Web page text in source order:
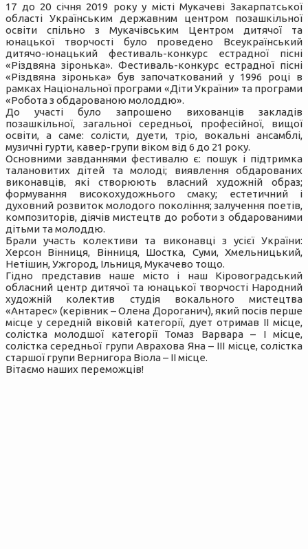
17 до 20 січня 2019 року у місті Мукачеві Закарпатської
області Українським державним центром позашкільної
освіти спільно з Мукачівським Центром дитячої та
юнацької творчості було проведено Всеукраїнський
дитячо-юнацький фестиваль-конкурс естрадної пісні
«Різдвяна зіронька». Фестиваль-конкурс естрадної пісні
«Різдвяна зіронька» був започаткований у 1996 році в
рамках Національної програми «Діти України» та програми
«Робота з обдарованою молоддю».
До участі було запрошено вихованців закладів
позашкільної, загальної середньої, професійної, вищої
освіти, а саме: солісти, дуети, тріо, вокальні ансамблі,
музичні гурти, кавер-групи віком від 6 до 21 року.
Основними завданнями фестивалю є: пошук і підтримка
талановитих дітей та молоді; виявлення обдарованих
виконавців, які створюють власний художній образ;
формування високохудожнього смаку; естетичний і
духовний розвиток молодого покоління; залучення поетів,
композиторів, діячів мистецтв до роботи з обдарованими
дітьми та молоддю.
Брали участь колективи та виконавці з усієї України:
Херсон Вінниця, Вінниця, Шостка, Суми, Хмельницький,
Нетішин, Ужгород, Ільниця, Мукачево тощо.
Гідно представив наше місто і наш Кіровоградський
обласний центр дитячої та юнацької творчості Народний
художній колектив студія вокального мистецтва
«Антарес» (керівник – Олена Дороганич), який посів перше
місце у середній віковій категорії, дует отримав ІІ місце,
солістка молодшої категорії Томаз Варвара – І місце,
солістка середньої групи Аврахова Яна – ІІІ місце, солістка
старшої групи Вернигора Віола – ІІ місце.
Вітаємо наших переможців!